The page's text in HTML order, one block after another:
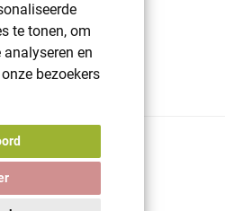
te tonen, om
en
bezoekers
beleid
en bepalingen
Harogifts
beleid
en bepalingen